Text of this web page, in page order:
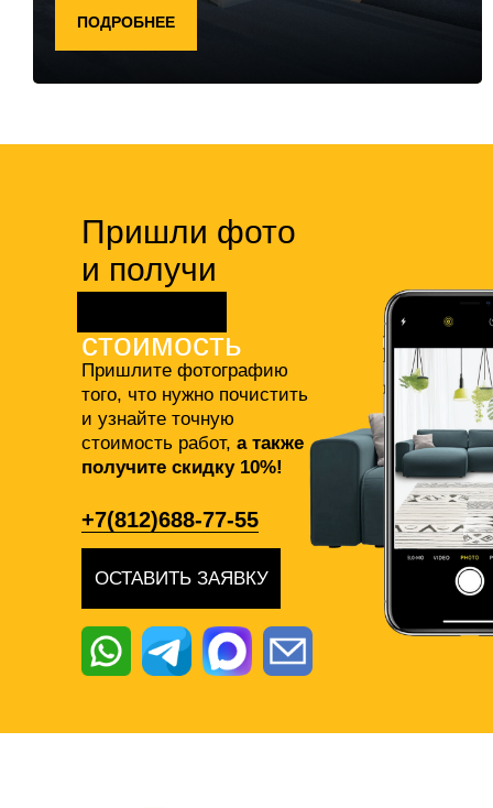
ПОДРОБНЕЕ
Пришлите фотографию
того, что нужно почистить
и узнайте точную
стоимость работ, а также
получите скидку 10%!
Пришли фото
и получи
стоимость
ОСТАВИТЬ ЗАЯВКУ
+7(812)688-77-55